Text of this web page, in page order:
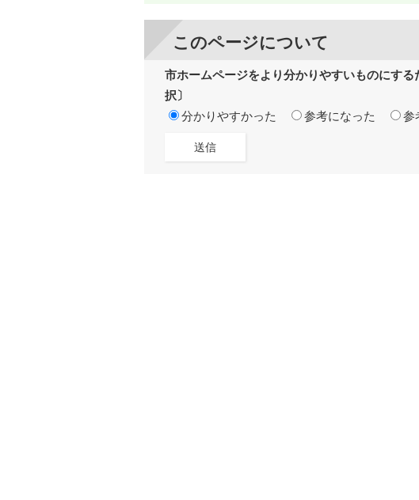
このページについて
市ホームページをより分かりやすいものにす
択〕
分かりやすかった
参考になった 参